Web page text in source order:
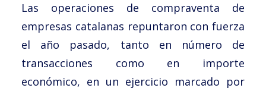
Las operaciones de compraventa de
empresas catalanas repuntaron con fuerza
el año pasado, tanto en número de
transacciones como en importe
económico, en un ejercicio marcado por